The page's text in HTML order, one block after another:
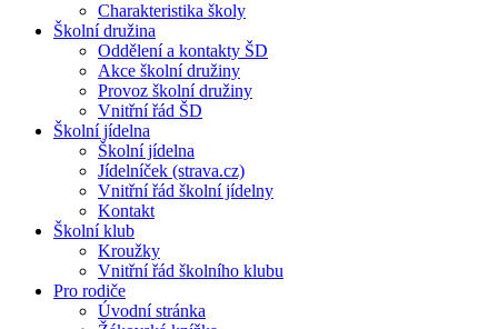
Charakteristika školy
Školní družina
Oddělení a kontakty ŠD
Akce školní družiny
Provoz školní družiny
Vnitřní řád ŠD
Školní jídelna
Školní jídelna
Jídelníček (strava.cz)
Vnitřní řád školní jídelny
Kontakt
Školní klub
Kroužky
Vnitřní řád školního klubu
Pro rodiče
Úvodní stránka